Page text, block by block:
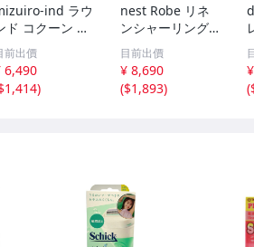
ind ラウ
ド コクーン ノ
ースリーブ ワン
ース ネイビー
ズイロインド 6
286215
前出價
6,490
)
nest Robe リネ
ンシャーリングネ
ックワンピース 0
1171-1101-1 製
品染め ワンピー
ス オフホワイト
目前出價
¥ 8,690
($1,893)
(